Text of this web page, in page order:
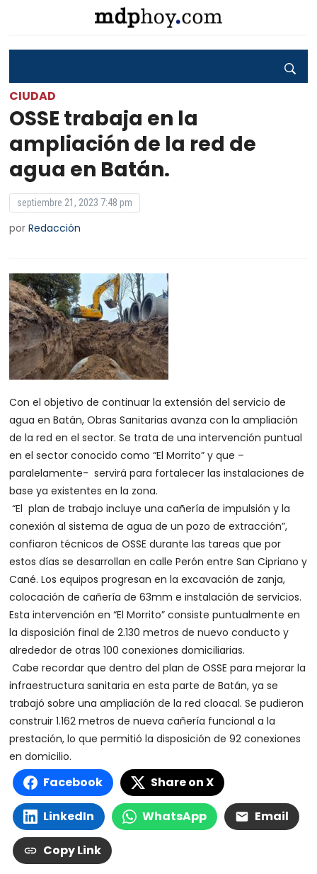
CIUDAD
OSSE trabaja en la
ampliación de la red de
agua en Batán.
septiembre 21, 2023 7:48 pm
porRedacción
Con el objetivo de continuar la extensión del servicio de
agua en Batán, Obras Sanitarias avanza con la ampliación
de la red en el sector. Se trata de una intervención puntual
en el sector conocido como “El Morrito” y que –
paralelamente- servirá para fortalecer las instalaciones de
base ya existentes en la zona.
“El plan de trabajo incluye una cañería de impulsión y la
conexión al sistema de agua de un pozo de extracción”,
confiaron técnicos de OSSE durante las tareas que por
estos días se desarrollan en calle Perón entre San Cipriano y
Cané. Los equipos progresan en la excavación de zanja,
colocación de cañería de 63mm e instalación de servicios.
Esta intervención en “El Morrito” consiste puntualmente en
la disposición final de 2.130 metros de nuevo conducto y
alrededor de otras 100 conexiones domiciliarias.
Cabe recordar que dentro del plan de OSSE para mejorar la
infraestructura sanitaria en esta parte de Batán, ya se
trabajó sobre una ampliación de la red cloacal. Se pudieron
construir 1.162 metros de nueva cañería funcional a la
prestación, lo que permitió la disposición de 92 conexiones
en domicilio.
Facebook Share on X
LinkedIn WhatsApp Email
Copy Link